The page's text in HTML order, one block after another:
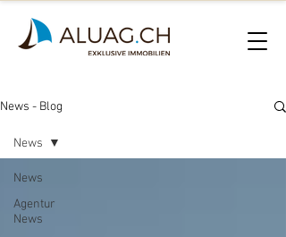
News - Blog
News
Agentur
News
News